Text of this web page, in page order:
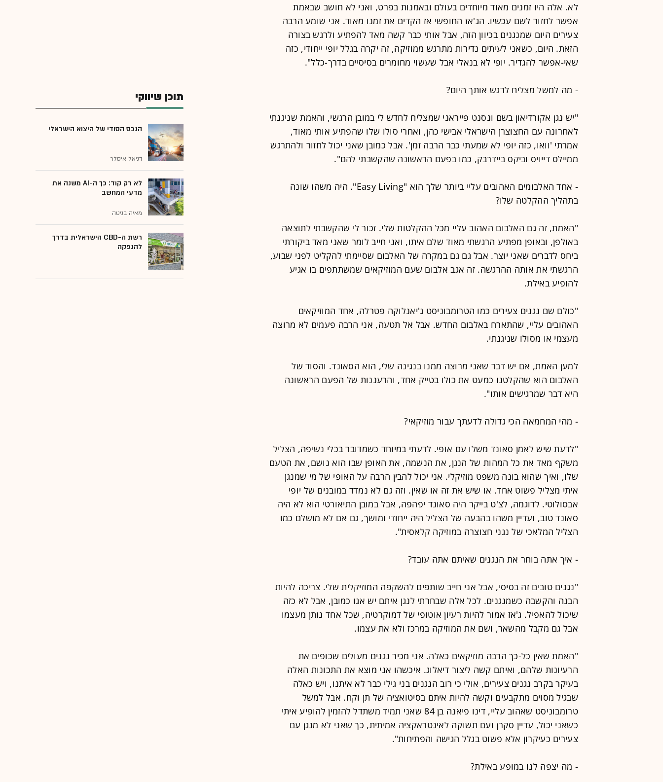
לא. אלה היו זמנים מאוד מיוחדים בעולם ובאמנות בפרט, ואני לא חושב שבאמת
אפשר לחזור לשם עכשיו. הג'אז החופשי אז הקדים את זמנו מאוד. אני שומע הרבה
צעירים היום שמנגנים בכיוון הזה, אבל אותי כבר קשה מאד להפתיע ולרגש בצורה
הזאת. היום, כשאני לעיתים נדירות מתרגש ממוזיקה, זה יקרה בגלל יופי ייחודי, כזה
שאי-אפשר להגדיר. יופי לא בנאלי אבל שעשוי מחומרים בסיסיים בדרך-כלל".
- מה למשל מצליח לרגש אותך היום?
"יש נגן אקורדיאון בשם ונסנט פייראני שמצליח לחדש לי במובן הרגשי, והאמת שניגנתי
לאחרונה עם החצוצרן הישראלי אבישי כהן, ואחרי סולו שלו שהפתיע אותי מאוד,
אמרתי 'וואו, כזה יופי לא שמעתי כבר הרבה זמן'. אבל כמובן שאני יכול לחזור ולהתרגש
ממיילס דייויס וביקס ביידרבק, כמו בפעם הראשונה שהקשבתי להם".
- אחד האלבומים האהובים עליי ביותר שלך הוא "Easy Living". היה משהו שונה
בתהליך ההקלטה שלו?
"האמת, זה גם האלבום האהוב עליי מכל ההקלטות שלי. זכור לי שהקשבתי לתוצאה
באולפן, ובאופן מפתיע הרגשתי מאוד שלם איתו, ואני חייב לומר שאני מאד ביקורתי
ביחס לדברים שאני יוצר. אבל גם גם במקרה של האלבום שסיימתי להקליט לפני שבוע,
הרגשתי את אותה ההרגשה. זה אגב אלבום שעם המוזיקאים שמשתתפים בו אגיע
להופיע באילת.
"כולם שם נגנים צעירים כמו הטרומבוניסט ג'יאנלוקה פטרלה, אחד המוזיקאים
האהובים עליי, שהתארח באלבום החדש. אבל אל תטעה, אני הרבה פעמים לא מרוצה
מעצמי או מסולו שניגנתי.
למען האמת, אם יש דבר שאני מרוצה ממנו בנגינה שלי, הוא הסאונד. והסוד של
האלבום הוא שהקלטנו כמעט את כולו בטייק אחד, והרעננות של הפעם הראשונה
היא דבר שמרגישים אותו".
- מהי המחמאה הכי גדולה לדעתך עבור מוזיקאי?
"לדעת שיש לאמן סאונד משלו עם אופי. לדעתי במיוחד כשמדובר בכלי נשיפה, הצליל
משקף מאד את כל המהות של הנגן, את הנשמה, את האופן שבו הוא נושם, את הטעם
שלו, ואיך שהוא בונה משפט מוזיקלי. אני יכול להבין הרבה על האופי של מי שמנגן
איתי מצליל פשוט אחד. או שיש את זה או שאין. וזה גם לא נמדד במובנים של יופי
אבסולוטי. לדוגמה, לצ'ט בייקר היה סאונד יפהפה, אבל במובן התיאורטי הוא לא היה
סאונד טוב, ועדיין משהו בהבעה של הצליל היה ייחודי ומושך, גם אם לא מושלם כמו
הצליל המלאכי של נגני חצוצרה במוזיקה קלאסית".
- איך אתה בוחר את הנגנים שאיתם אתה עובד?
"נגנים טובים זה בסיסי, אבל אני חייב שותפים להשקפה המוזיקלית שלי. צריכה להיות
הבנה והקשבה כשמנגנים. לכל אלה שבחרתי לנגן איתם יש אגו כמובן, אבל לא כזה
שיכול להאפיל. ג'אז אמור להיות רעיון אוטופי של דמוקרטיה, שכל אחד נותן מעצמו
אבל גם מקבל מהשאר, ושם את המוזיקה במרכז ולא את עצמו.
"האמת שאין כל-כך הרבה מוזיקאים כאלה. אני מכיר נגנים מעולים שכופים את
הרעיונות שלהם, ואיתם קשה ליצור דיאלוג. איכשהו אני מוצא את התכונות האלה
בעיקר בקרב נגנים צעירים, אולי כי רוב הנגנים בני גילי כבר לא איתנו, ויש כאלה
שבגיל מסוים מתקבעים וקשה להיות איתם בסיטואציה של תן וקח. אבל למשל
טרומבוניסט שאהוב עליי, דינו פיאנה בן 84 שאני תמיד משתדל להזמין להופיע איתי
כשאני יכול, עדיין סקרן ועם תשוקה לאינטראקציה אמיתית, כך שאני לא מנגן עם
צעירים כעיקרון אלא פשוט בגלל הגישה והפתיחות".
- מה יצפה לנו במופע באילת?
תוכן שיווקי
הנכס הסודי של היצוא הישראלי
דניאל איסלר
לא רק קוד: כך ה-AI משנה את
מדעי המחשב
מאיה בניטה
רשת ה-CBD הישראלית בדרך
להנפקה